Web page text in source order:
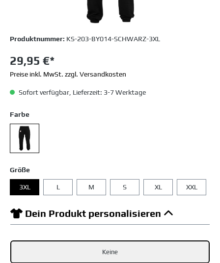
Produktnummer: KS-203-BY014-SCHWARZ-3XL
29,95 €*
Preise inkl. MwSt. zzgl. Versandkosten
Sofort verfügbar, Lieferzeit: 3-7 Werktage
Farbe
Größe
3XL L M S XL XXL
Dein Produkt personalisieren
Keine